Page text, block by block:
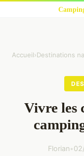
Accueil›Destinations
Vivre les
Florian•